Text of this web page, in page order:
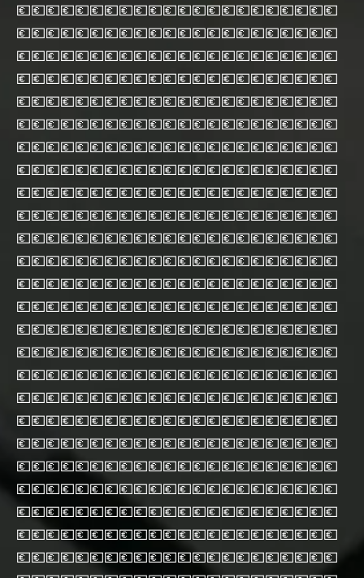
💶💶💶💶💶💶💶💶💶💶💶💶💶💶💶💶💶💶💶💶💶💶
💶💶💶💶💶💶💶💶💶💶💶💶💶💶💶💶💶💶💶💶💶💶
💶💶💶💶💶💶💶💶💶💶💶💶💶💶💶💶💶💶💶💶💶💶
💶💶💶💶💶💶💶💶💶💶💶💶💶💶💶💶💶💶💶💶💶💶
💶💶💶💶💶💶💶💶💶💶💶💶💶💶💶💶💶💶💶💶💶💶
💶💶💶💶💶💶💶💶💶💶💶💶💶💶💶💶💶💶💶💶💶💶
💶💶💶💶💶💶💶💶💶💶💶💶💶💶💶💶💶💶💶💶💶💶
💶💶💶💶💶💶💶💶💶💶💶💶💶💶💶💶💶💶💶💶💶💶
💶💶💶💶💶💶💶💶💶💶💶💶💶💶💶💶💶💶💶💶💶💶
💶💶💶💶💶💶💶💶💶💶💶💶💶💶💶💶💶💶💶💶💶💶
💶💶💶💶💶💶💶💶💶💶💶💶💶💶💶💶💶💶💶💶💶💶
💶💶💶💶💶💶💶💶💶💶💶💶💶💶💶💶💶💶💶💶💶💶
💶💶💶💶💶💶💶💶💶💶💶💶💶💶💶💶💶💶💶💶💶💶
💶💶💶💶💶💶💶💶💶💶💶💶💶💶💶💶💶💶💶💶💶💶
💶💶💶💶💶💶💶💶💶💶💶💶💶💶💶💶💶💶💶💶💶💶
💶💶💶💶💶💶💶💶💶💶💶💶💶💶💶💶💶💶💶💶💶💶
💶💶💶💶💶💶💶💶💶💶💶💶💶💶💶💶💶💶💶💶💶💶
💶💶💶💶💶💶💶💶💶💶💶💶💶💶💶💶💶💶💶💶💶💶
💶💶💶💶💶💶💶💶💶💶💶💶💶💶💶💶💶💶💶💶💶💶
💶💶💶💶💶💶💶💶💶💶💶💶💶💶💶💶💶💶💶💶💶💶
💶💶💶💶💶💶💶💶💶💶💶💶💶💶💶💶💶💶💶💶💶💶
💶💶💶💶💶💶💶💶💶💶💶💶💶💶💶💶💶💶💶💶💶💶
💶💶💶💶💶💶💶💶💶💶💶💶💶💶💶💶💶💶💶💶💶💶
💶💶💶💶💶💶💶💶💶💶💶💶💶💶💶💶💶💶💶💶💶💶
💶💶💶💶💶💶💶💶💶💶💶💶💶💶💶💶💶💶💶💶💶💶